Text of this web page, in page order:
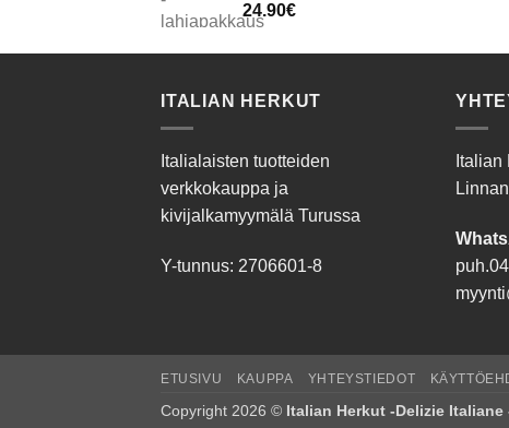
24.90€
ITALIAN HERKUT
Italialaisten tuotteiden
verkkokauppa ja
kivijalkamyymälä Turussa
Y-tunnus: 2706601-8
Italian
puh.
ETUSIVU KAUPPA YHTEYSTIEDOT
Copyright 2026 © Italian Herkut -Delizie Italiane